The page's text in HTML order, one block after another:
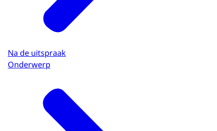
Na de uitspraak
Onderwerp